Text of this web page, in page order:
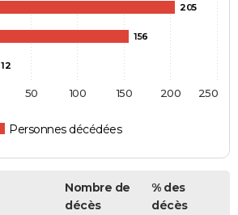
205
156
12
Personnes décédées
50 100 150 200 250
Nombre de
décès
% des
décès